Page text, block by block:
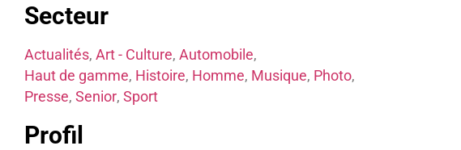
Secteur
Actualités, Art - Culture, Automobile,
Haut de gamme, Histoire, Homme, Musique, Photo,
Presse, Senior, Sport
Profil